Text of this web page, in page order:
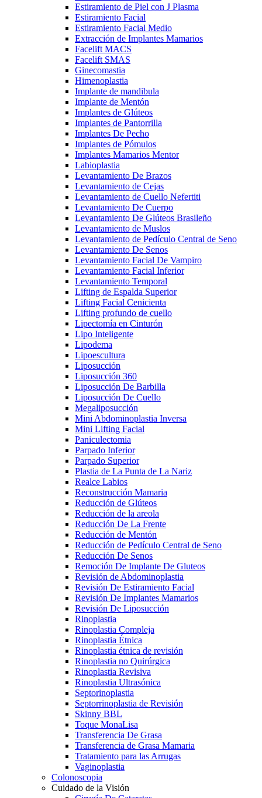
Estiramiento de Piel con J Plasma
Estiramiento Facial
Estiramiento Facial Medio
Extracción de Implantes Mamarios
Facelift MACS
Facelift SMAS
Ginecomastia
Himenoplastia
Implante de mandibula
Implante de Mentón
Implantes de Glúteos
Implantes de Pantorrilla
Implantes De Pecho
Implantes de Pómulos
Implantes Mamarios Mentor
Labioplastia
Levantamiento De Brazos
Levantamiento de Cejas
Levantamiento de Cuello Nefertiti
Levantamiento De Cuerpo
Levantamiento De Glúteos Brasileño
Levantamiento de Muslos
Levantamiento de Pedículo Central de Seno
Levantamiento De Senos
Levantamiento Facial De Vampiro
Levantamiento Facial Inferior
Levantamiento Temporal
Lifting de Espalda Superior
Lifting Facial Cenicienta
Lifting profundo de cuello
Lipectomía en Cinturón
Lipo Inteligente
Lipodema
Lipoescultura
Liposucción
Liposucción 360
Liposucción De Barbilla
Liposucción De Cuello
Megaliposucción
Mini Abdominoplastia Inversa
Mini Lifting Facial
Paniculectomia
Parpado Inferior
Parpado Superior
Plastia de La Punta de La Nariz
Realce Labios
Reconstrucción Mamaria
Reducción de Glúteos
Reducción de la areola
Reducción De La Frente
Reducción de Mentón
Reducción de Pedículo Central de Seno
Reducción De Senos
Remoción De Implante De Gluteos
Revisión de Abdominoplastia
Revisión De Estiramiento Facial
Revisión De Implantes Mamarios
Revisión De Liposucción
Rinoplastia
Rinoplastia Compleja
Rinoplastia Étnica
Rinoplastia étnica de revisión
Rinoplastia no Quirúrgica
Rinoplastia Revisiva
Rinoplastia Ultrasónica
Septorinoplastia
Septorrinoplastia de Revisión
Skinny BBL
Toque MonaLisa
Transferencia De Grasa
Transferencia de Grasa Mamaria
Tratamiento para las Arrugas
Vaginoplastia
Colonoscopia
Cuidado de la Visión